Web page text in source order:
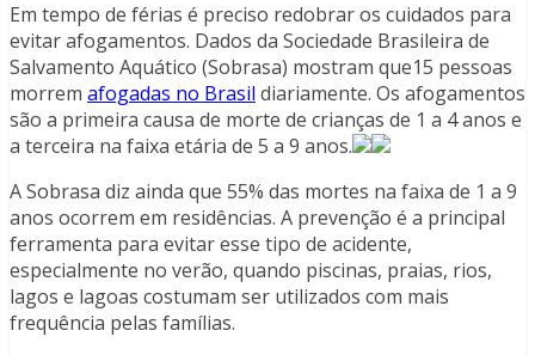
Em tempo de férias é preciso redobrar os cuidados para
evitar afogamentos. Dados da Sociedade Brasileira de
Salvamento Aquático (Sobrasa) mostram que15 pessoas
morrem afogadas no Brasil diariamente. Os afogamentos
são a primeira causa de morte de crianças de 1 a 4 anos e
a terceira na faixa etária de 5 a 9 anos.
A Sobrasa diz ainda que 55% das mortes na faixa de 1 a 9
anos ocorrem em residências. A prevenção é a principal
ferramenta para evitar esse tipo de acidente,
especialmente no verão, quando piscinas, praias, rios,
lagos e lagoas costumam ser utilizados com mais
frequência pelas famílias.